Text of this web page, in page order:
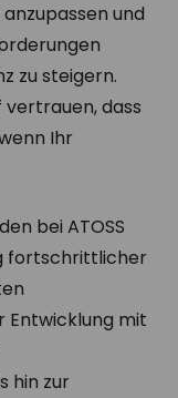
und
zu steigern.
vertrauen, dass
Ihr
bei ATOSS
fortschrittlicher
Entwicklung mit
hin zur